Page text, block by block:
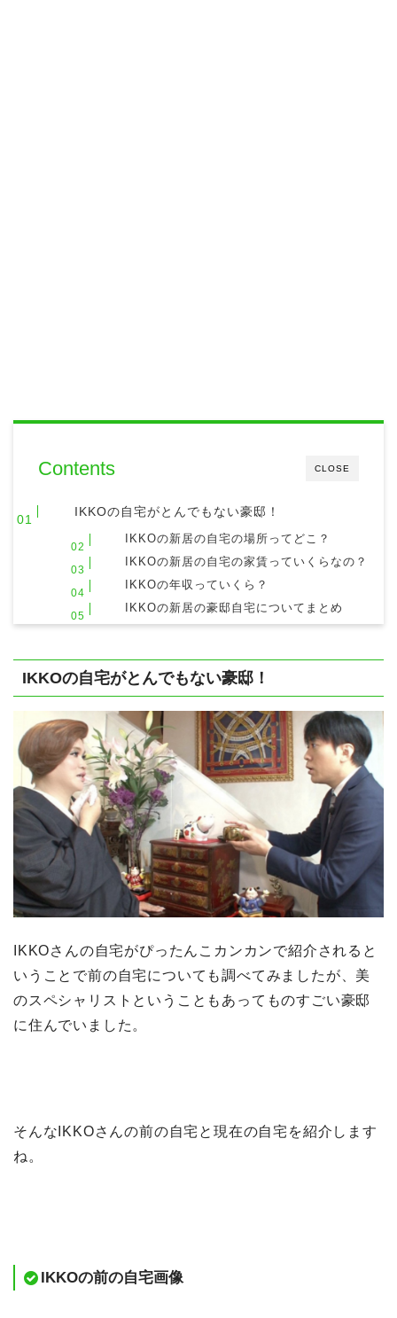
CLOSE
Contents
IKKOの自宅がとんでもない豪邸！
IKKOの新居の自宅の場所ってどこ？
IKKOの新居の自宅の家賃っていくらなの？
IKKOの年収っていくら？
IKKOの新居の豪邸自宅についてまとめ
IKKOの自宅がとんでもない豪邸！
IKKOさんの自宅がぴったんこカンカンで紹介されると
いうことで前の自宅についても調べてみましたが、美
のスペシャリストということもあってものすごい豪邸
に住んでいました。
そんなIKKOさんの前の自宅と現在の自宅を紹介します
ね。
IKKOの前の自宅画像